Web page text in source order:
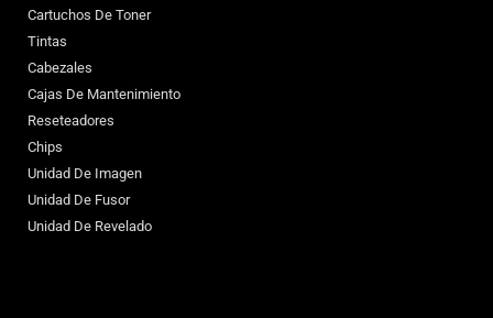
Cartuchos De Toner
Tintas
Cabezales
Cajas De Mantenimiento
Reseteadores
Chips
Unidad De Imagen
Unidad De Fusor
Unidad De Revelado